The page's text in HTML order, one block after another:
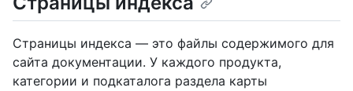
Страницы индекса — это файлы содержимого для
сайта документации. У каждого продукта,
категории и подкаталога раздела карты